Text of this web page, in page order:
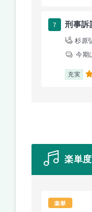
7 刑事訴
杉原
今期
充実 4
楽単
楽単